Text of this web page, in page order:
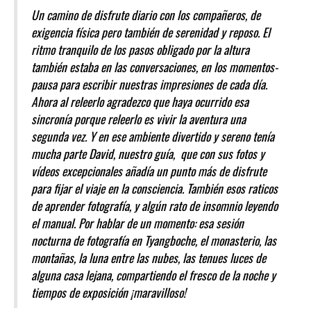
Un camino de disfrute diario con los compañeros, de
exigencia física pero también de serenidad y reposo. El
ritmo tranquilo de los pasos obligado por la altura
también estaba en las conversaciones, en los momentos-
pausa para escribir nuestras impresiones de cada día.
Ahora al releerlo agradezco que haya ocurrido esa
sincronía porque releerlo es vivir la aventura una
segunda vez. Y en ese ambiente divertido y sereno tenía
mucha parte David, nuestro guía, que con sus fotos y
vídeos excepcionales añadía un punto más de disfrute
para fijar el viaje en la consciencia. También esos raticos
de aprender fotografía, y algún rato de insomnio leyendo
el manual. Por hablar de un momento: esa sesión
nocturna de fotografía en Tyangboche, el monasterio, las
montañas, la luna entre las nubes, las tenues luces de
alguna casa lejana, compartiendo el fresco de la noche y
tiempos de exposición ¡maravilloso!